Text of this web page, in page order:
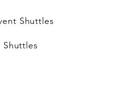
Shuttles
Shuttles